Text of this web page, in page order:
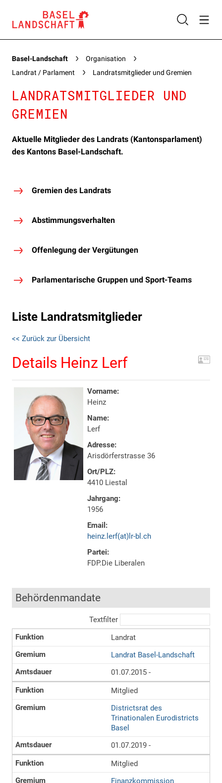
Basel-Landschaft
Organisation
Landrat / Parlament
Landratsmitglieder und Gremien
LANDRATSMITGLIEDER UND
GREMIEN
Aktuelle Mitglieder des Landrats (Kantonsparlament)
des Kantons Basel-Landschaft.
Gremien des Landrats
Abstimmungsverhalten
Offenlegung der Vergütungen
Parlamentarische Gruppen und Sport-Teams
Liste Landratsmitglieder